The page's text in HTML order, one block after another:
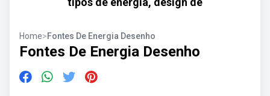
Home>Fontes De Energia Desenho
Fontes De Energia Desenho